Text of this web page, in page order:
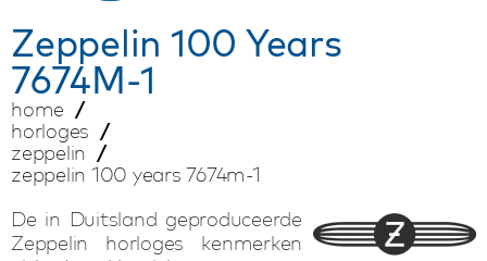
Zeppelin 100 Years
7674M-1
home
horloges
zeppelin
zeppelin 100 years 7674m-1
De in Duitsland geproduceerde
Zeppelin horloges kenmerken